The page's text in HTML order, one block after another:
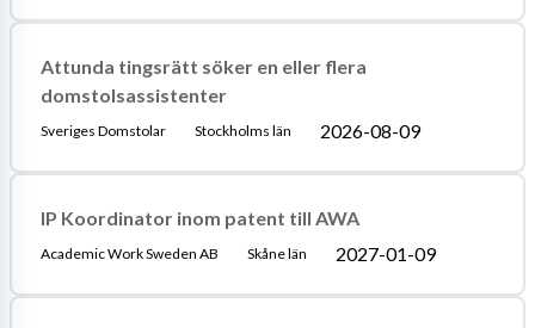
Attunda tingsrätt söker en eller flera
domstolsassistenter
Sveriges Domstolar Stockholms län 2026-08-09
IP Koordinator inom patent till AWA
Academic Work Sweden AB Skåne län 2027-01-09